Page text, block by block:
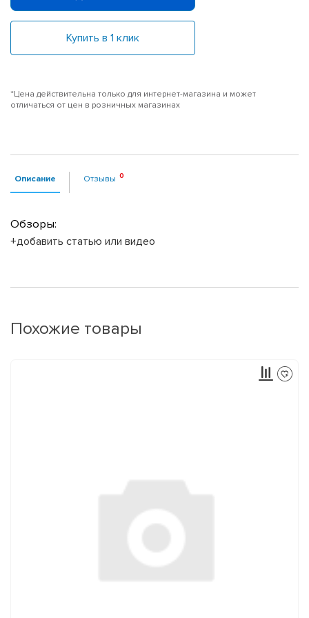
Купить в 1 клик
*Цена действительна только для интернет-магазина и может
отличаться от цен в розничных магазинах
Описание Отзывы
Обзоры:
+добавить статью или видео
Похожие товары